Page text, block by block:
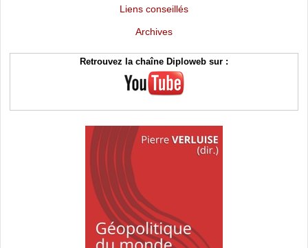
Liens conseillés
Archives
Retrouvez la chaîne Diploweb sur :